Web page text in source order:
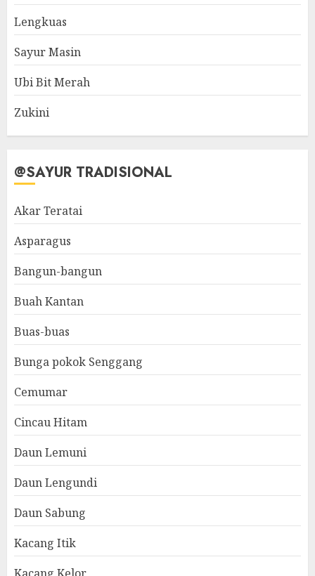
Lengkuas
Sayur Masin
Ubi Bit Merah
Zukini
@SAYUR TRADISIONAL
Akar Teratai
Asparagus
Bangun-bangun
Buah Kantan
Buas-buas
Bunga pokok Senggang
Cemumar
Cincau Hitam
Daun Lemuni
Daun Lengundi
Daun Sabung
Kacang Itik